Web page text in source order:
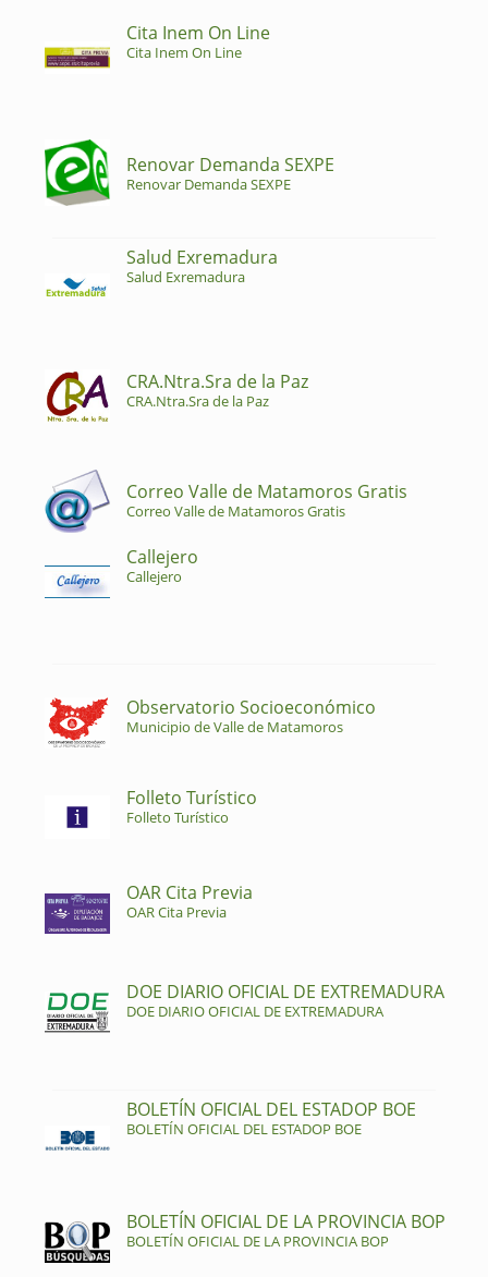
Cita Inem On Line
Cita Inem On Line
Renovar Demanda SEXPE
Renovar Demanda SEXPE
Salud Exremadura
Salud Exremadura
CRA.Ntra.Sra de la Paz
CRA.Ntra.Sra de la Paz
Correo Valle de Matamoros Gratis
Correo Valle de Matamoros Gratis
Callejero
Callejero
Observatorio Socioeconómico
Municipio de Valle de Matamoros
Folleto Turístico
Folleto Turístico
OAR Cita Previa
OAR Cita Previa
DOE DIARIO OFICIAL DE EXTREMADURA
DOE DIARIO OFICIAL DE EXTREMADURA
BOLETÍN OFICIAL DEL ESTADOP BOE
BOLETÍN OFICIAL DEL ESTADOP BOE
BOLETÍN OFICIAL DE LA PROVINCIA BOP
BOLETÍN OFICIAL DE LA PROVINCIA BOP